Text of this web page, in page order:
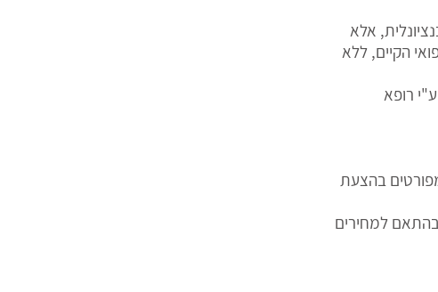
אלא
הקיים, ללא
רופא
בהצעת
למחירים